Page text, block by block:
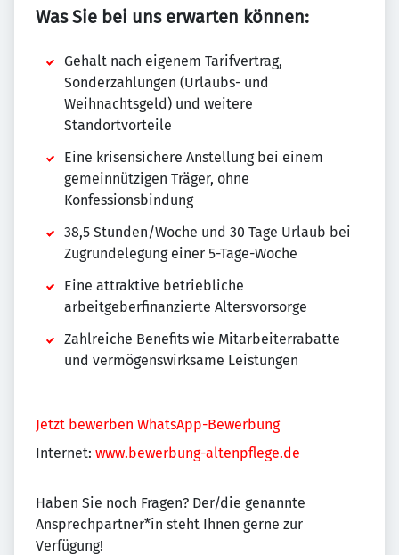
Was Sie bei uns erwarten können:
Gehalt nach eigenem Tarifvertrag,
Sonderzahlungen (Urlaubs- und
Weihnachtsgeld) und weitere
Standortvorteile
Eine krisensichere Anstellung bei einem
gemeinnützigen Träger, ohne
Konfessionsbindung
38,5 Stunden/Woche und 30 Tage Urlaub bei
Zugrundelegung einer 5-Tage-Woche
Eine attraktive betriebliche
arbeitgeberfinanzierte Altersvorsorge
Zahlreiche Benefits wie Mitarbeiterrabatte
und vermögenswirksame Leistungen
Jetzt bewerben WhatsApp-Bewerbung
Internet: www.bewerbung-altenpflege.de
Haben Sie noch Fragen? Der/die genannte
Ansprechpartner*in steht Ihnen gerne zur
Verfügung!